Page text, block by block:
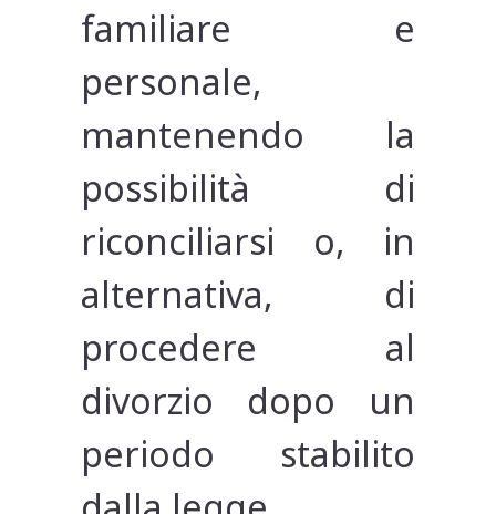
familiare e
personale,
mantenendo la
possibilità di
riconciliarsi o, in
alternativa, di
procedere al
divorzio dopo un
periodo stabilito